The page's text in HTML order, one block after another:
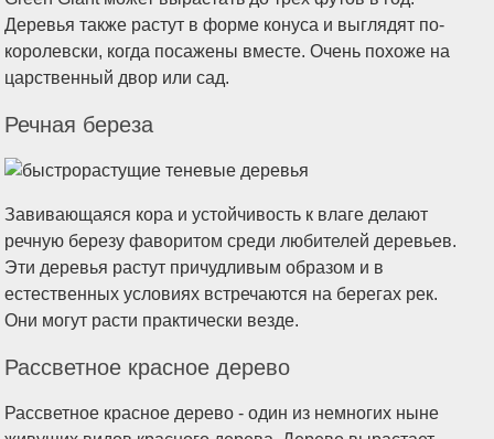
Деревья также растут в форме конуса и выглядят по-
королевски, когда посажены вместе. Очень похоже на
царственный двор или сад.
Речная береза
Завивающаяся кора и устойчивость к влаге делают
речную березу фаворитом среди любителей деревьев.
Эти деревья растут причудливым образом и в
естественных условиях встречаются на берегах рек.
Они могут расти практически везде.
Рассветное красное дерево
Рассветное красное дерево - один из немногих ныне